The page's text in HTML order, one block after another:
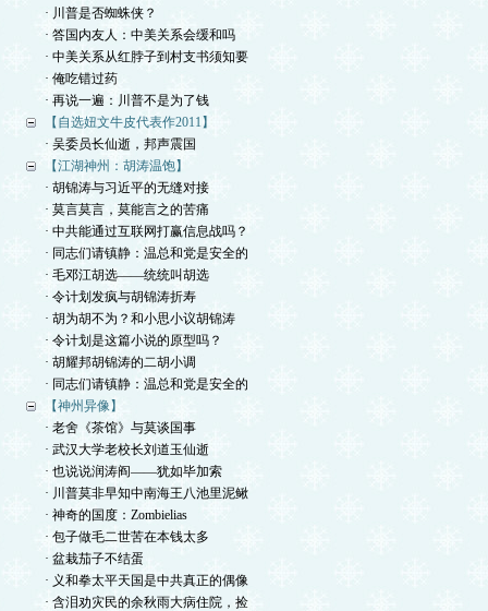
· 川普是否蜘蛛侠？
· 答国内友人：中美关系会缓和吗
· 中美关系从红脖子到村支书须知要
· 俺吃错过药
· 再说一遍：川普不是为了钱
【自选妞文牛皮代表作2011】
· 吴委员长仙逝，邦声震国
【江湖神州：胡涛温饱】
· 胡锦涛与习近平的无缝对接
· 莫言莫言，莫能言之的苦痛
· 中共能通过互联网打赢信息战吗？
· 同志们请镇静：温总和党是安全的
· 毛邓江胡选——统统叫胡选
· 令计划发疯与胡锦涛折寿
· 胡为胡不为？和小思小议胡锦涛
· 令计划是这篇小说的原型吗？
· 胡耀邦胡锦涛的二胡小调
· 同志们请镇静：温总和党是安全的
【神州异像】
· 老舍《茶馆》与莫谈国事
· 武汉大学老校长刘道玉仙逝
· 也说说润涛阎——犹如毕加索
· 川普莫非早知中南海王八池里泥鳅
· 神奇的国度：Zombielias
· 包子做毛二世苦在本钱太多
· 盆栽茄子不结蛋
· 义和拳太平天国是中共真正的偶像
· 含泪劝灾民的余秋雨大病住院，捡